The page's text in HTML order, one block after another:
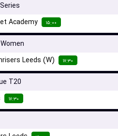
Academy ۱۵:۰۰
Leeds (W) ۱۷:۳۰
T20
۱۷:۳۰